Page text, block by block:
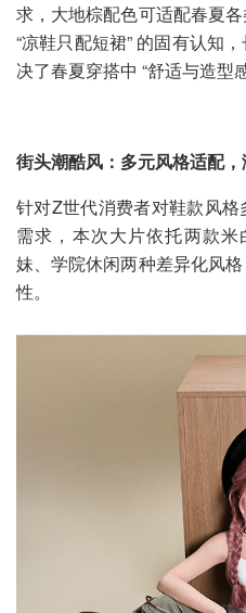
求，大地棕配色可适配春夏
“凉鞋只配短裙” 的固有认知
决了春夏穿搭中 “舒适与造型
街头潮酷风：多元风格适配
针对Z世代消费者对鞋款风
需求，本次大片依托两款
妹、学院休闲两种差异化风
性。